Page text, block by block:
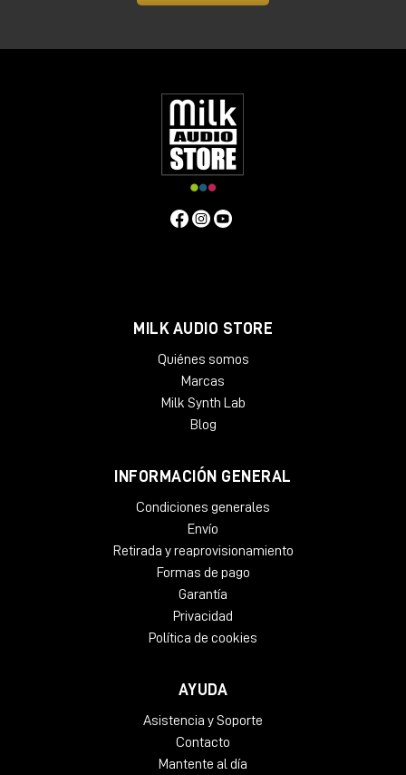
MILK AUDIO STORE
Quiénes somos
Marcas
Milk Synth Lab
Blog
INFORMACIÓN GENERAL
Condiciones generales
Envío
Retirada y reaprovisionamiento
Formas de pago
Garantía
Privacidad
Política de cookies
AYUDA
Asistencia y Soporte
Contacto
Mantente al día